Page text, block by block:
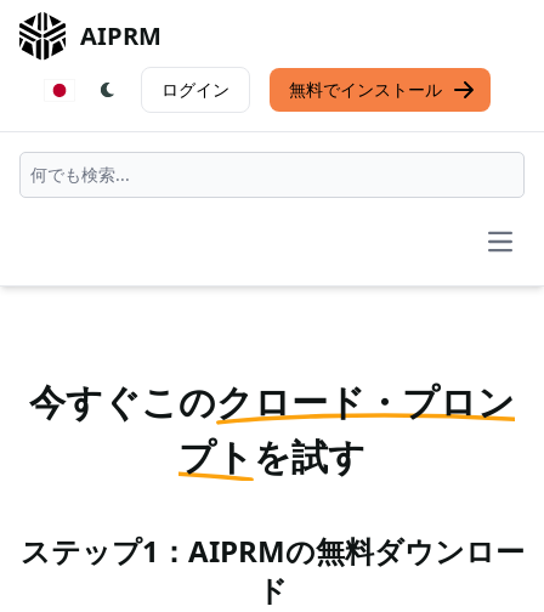
AIPRM
ログイン 無料でインストール
今すぐこのクロード・プロン
プト を試す
ステップ1：AIPRMの無料ダウンロー
ド